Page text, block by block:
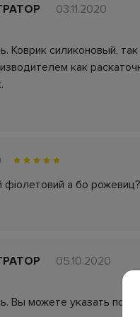
03.11.2020
Коврик силиконовый,
как
фіолетовий а бо рожевиц?
05.10.2020
Вы можете указать